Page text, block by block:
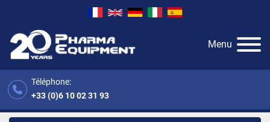
Téléphone:
+33 (0)6 10 02 31 93
Menu